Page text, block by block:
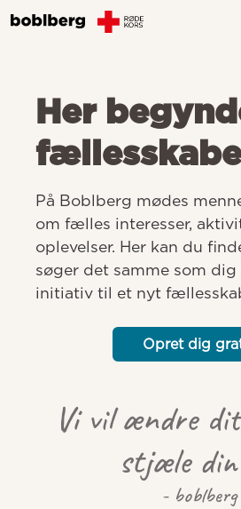
Her
På Boblberg mødes
om fælles interesser,
oplevelser. Her kan du
søger det samme som
initiativ til et nyt
Opret dig
Vi vil ændre
stjæle
- boblberg